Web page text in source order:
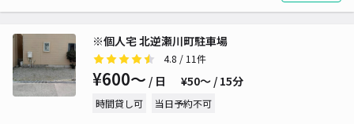
※個人宅 北逆瀬川町駐車場
4.8 / 11件
¥600〜 / 日 ¥50〜 / 15分
時間貸し可 当日予約不可